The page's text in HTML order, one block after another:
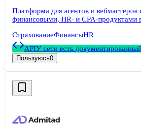
Платформа для агентов и вебмастеров
финансовыми, HR- и CPA-продуктами
СтрахованиеФинансыHR
APIУ сети есть
Пользуюсь0